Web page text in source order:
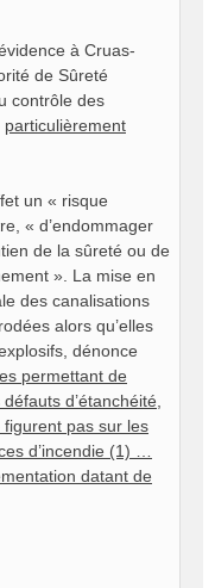
à Cruas-
de Sûreté
contrôle des
particulièrement
un « risque
« d’endommager
de la sûreté ou de
». La mise en
des canalisations
alors qu’elles
dénonce
permettant de
d’étanchéité,
pas sur les
d’incendie (1) …
datant de